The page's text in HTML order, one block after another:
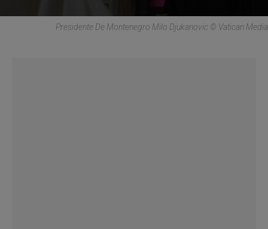
Presidente De Montenegro Milo Djukanovic © Vatican Media